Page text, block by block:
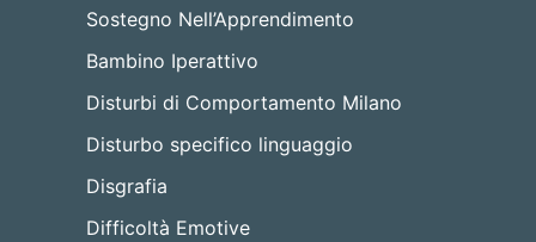
Sostegno Nell’Apprendimento
Bambino Iperattivo
Disturbi di Comportamento Milano
Disturbo specifico linguaggio
Disgrafia
Difficoltà Emotive